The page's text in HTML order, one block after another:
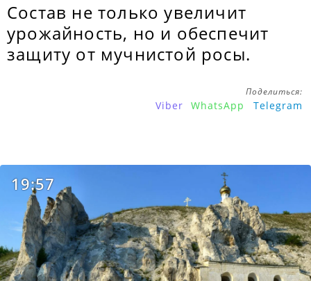
Состав не только увеличит
урожайность, но и обеспечит
защиту от мучнистой росы.
Поделиться:
Viber WhatsApp Telegram
19:57